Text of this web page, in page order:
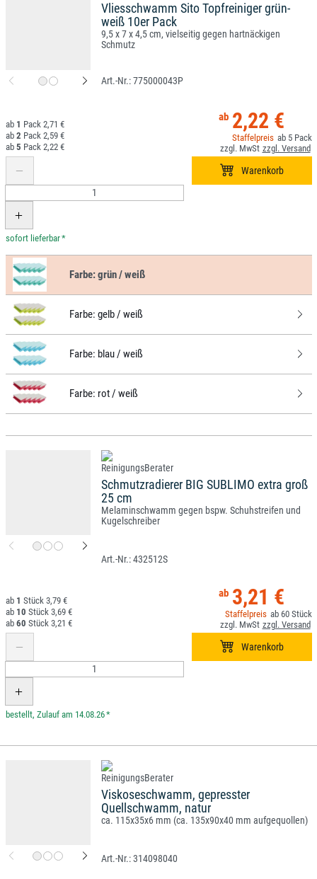
Vliesschwamm Sito Topfreiniger grün-
weiß 10er Pack
9,5 x 7 x 4,5 cm, vielseitig gegen hartnäckigen
Schmutz
775000043P
2,22 €
5
1
2,71 €
2
2,59 €
5
2,22 €
*
Farbe:grün / weiß
Farbe: gelb / weiß
Farbe: blau / weiß
Farbe: rot / weiß
Schmutzradierer BIG SUBLIMO extra groß
25 cm
Melaminschwamm gegen bspw. Schuhstreifen und
Kugelschreiber
432512S
3,21 €
60
1
3,79 €
10
3,69 €
60
3,21 €
*
Viskoseschwamm, gepresster
Quellschwamm, natur
ca. 115x35x6 mm (ca. 135x90x40 mm aufgequollen)
314098040